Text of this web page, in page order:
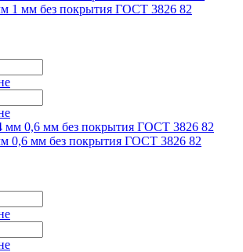
1 мм без покрытия ГОСТ 3826 82
0,6 мм без покрытия ГОСТ 3826 82